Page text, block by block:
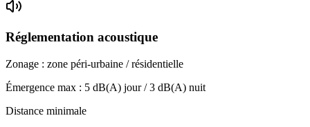
Réglementation acoustique
Zonage : zone péri-urbaine / résidentielle
Émergence max : 5 dB(A) jour /3 dB(A) nuit
Distance minimale